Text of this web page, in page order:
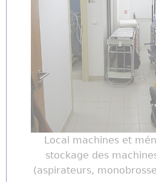
Local machines et
stockage des
(aspirateurs,